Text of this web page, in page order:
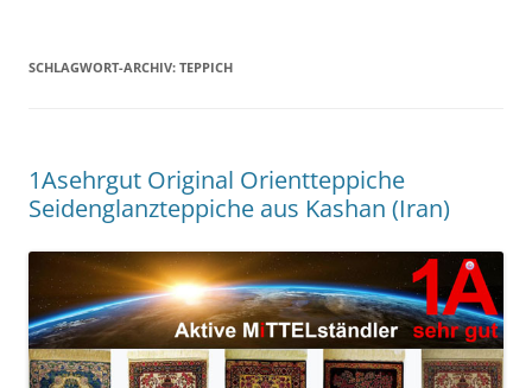
SCHLAGWORT-ARCHIV: TEPPICH
1Asehrgut Original Orientteppiche
Seidenglanzteppiche aus Kashan (Iran)